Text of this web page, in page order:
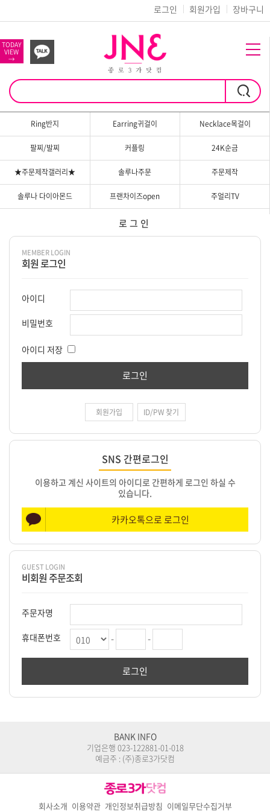
로그인 회원가입 장바구니
Ring반지 Earring귀걸이 Necklace목걸이
팔찌/발찌 커플링 24K순금
★주문제작갤러리★ 솔루나주문 주문제작
솔루나 다이아몬드 프랜차이즈open 주얼리TV
로그인
MEMBER LOGIN
회원 로그인
아이디
비밀번호
아이디 저장
회원가입 ID/PW 찾기
SNS 간편로그인
이용하고 계신 사이트의 아이디로 간편하게 로그인 하실 수
있습니다.
카카오톡으로 로그인
GUEST LOGIN
비회원 주문조회
주문자명
휴대폰번호 - -
TODAY
VIEW
→
BANK INFO
기업은행 023-122881-01-018
예금주 : (주)종로3가닷컴
회사소개 이용약관 개인정보취급방침 이메일무단수집거부